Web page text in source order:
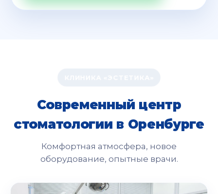
Современный центр
стоматологии в Оренбурге
Комфортная атмосфера, новое
оборудование, опытные врачи.